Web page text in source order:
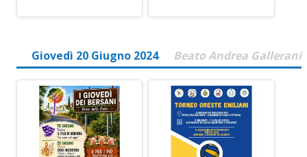
Giovedì 20 Giugno 2024 Beato Andrea Gallerani